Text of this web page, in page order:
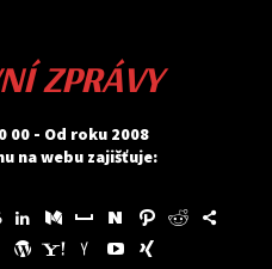
ZPRÁVY
00 - Od roku 2008
na webu zajišťuje: